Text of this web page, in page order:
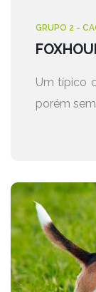
GRUPO 2 -
Um típico
porém